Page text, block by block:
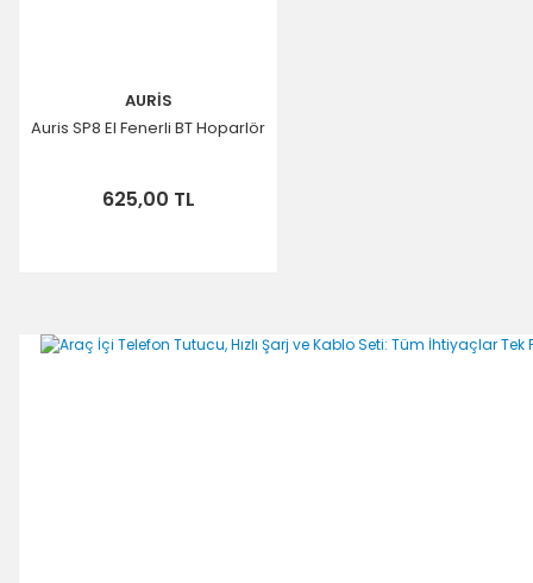
AURİS
Auris SP8 El Fenerli BT Hoparlör
625,00 TL